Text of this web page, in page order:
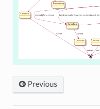
Previous